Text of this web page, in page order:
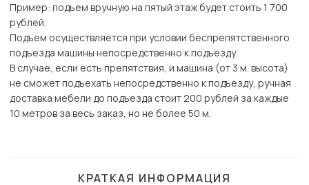
Пример: подъем вручную на пятый этаж будет стоить 1 700
рублей.
Подъем осуществляется при условии беспрепятственного
подъезда машины непосредственно к подъезду.
В случае, если есть препятствия, и машина (от 3 м. высота)
не сможет подъехать непосредственно к подъезду, ручная
доставка мебели до подъезда стоит 200 рублей за каждые
10 метров за весь заказ, но не более 50 м.
КРАТКАЯ ИНФОРМАЦИЯ